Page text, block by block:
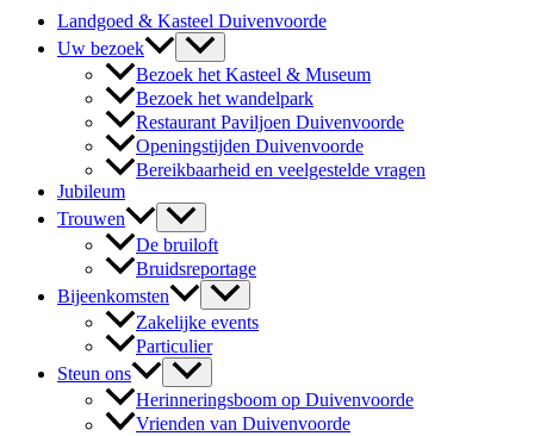
Landgoed & Kasteel Duivenvoorde
Uw bezoek
Bezoek het Kasteel & Museum
Bezoek het wandelpark
Restaurant Paviljoen Duivenvoorde
Openingstijden Duivenvoorde
Bereikbaarheid en veelgestelde vragen
Jubileum
Trouwen
De bruiloft
Bruidsreportage
Bijeenkomsten
Zakelijke events
Particulier
Steun ons
Herinneringsboom op Duivenvoorde
Vrienden van Duivenvoorde